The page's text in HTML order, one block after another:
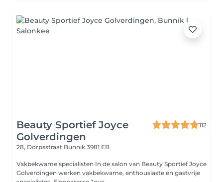
Beauty Sportief Joyce
Golverdingen
112
28, Dorpsstraat Bunnik 3981 EB
Vakbekwame specialisten In de salon van Beauty Sportief Joyce
Golverdingen werken vakbekwame, enthousiaste en gastvrije